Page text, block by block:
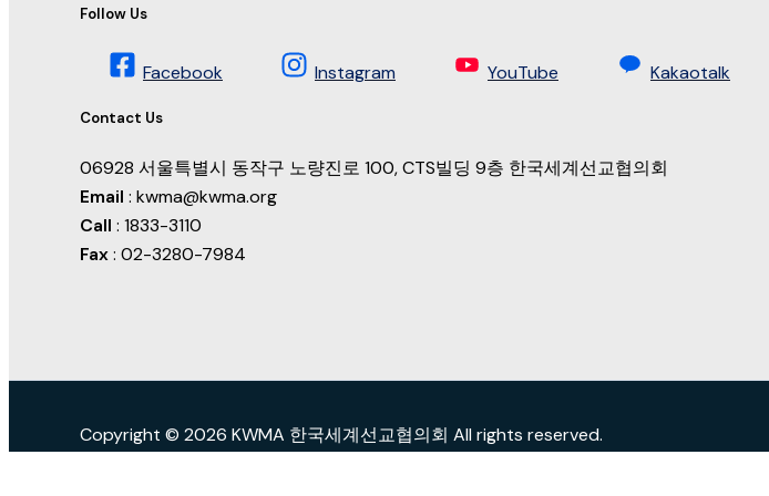
Follow Us
Facebook Instagram YouTube Kakaotalk
Contact Us
06928 서울특별시 동작구 노량진로 100, CTS빌딩 9층 한국세계선교협의회
Email : kwma@kwma.org
Call : 1833-3110
Fax: 02-3280-7984
Copyright © 2026 KWMA 한국세계선교협의회 All rights reserved.